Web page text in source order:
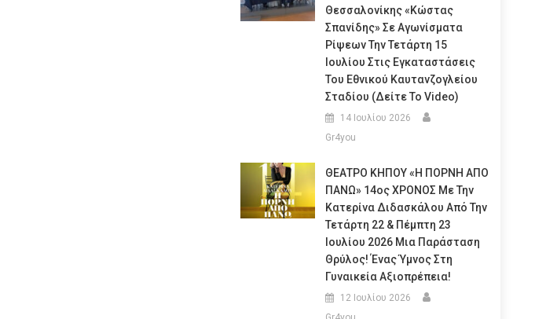
Θεσσαλονίκης «Κώστας
Σπανίδης» Σε Αγωνίσματα
Ρίψεων Την Τετάρτη 15
Ιουλίου Στις Εγκαταστάσεις
Του Εθνικού Καυτανζογλείου
Σταδίου (Δείτε Το Video)
14 Ιουλίου 2026
Gr4you
ΘΕΑΤΡΟ ΚΗΠΟΥ «Η ΠΟΡΝΗ ΑΠΟ
ΠΑΝΩ» 14ος ΧΡΟΝΟΣ Με Την
Κατερίνα Διδασκάλου Από Την
Τετάρτη 22 & Πέμπτη 23
Ιουλίου 2026 Μια Παράσταση
Θρύλος! Ένας Ύμνος Στη
Γυναικεία Αξιοπρέπεια!
12 Ιουλίου 2026